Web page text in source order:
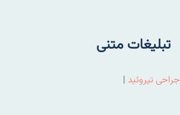
تبلیغات متنی
جراحی تیروئید |